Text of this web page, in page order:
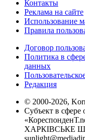
Контакты
Реклама на сайте
Использование
Правила
Договор
Политика в
данных
Редакция
© 2000-2026,
Субъект в сфере
ХАРКІВСЬКЕ